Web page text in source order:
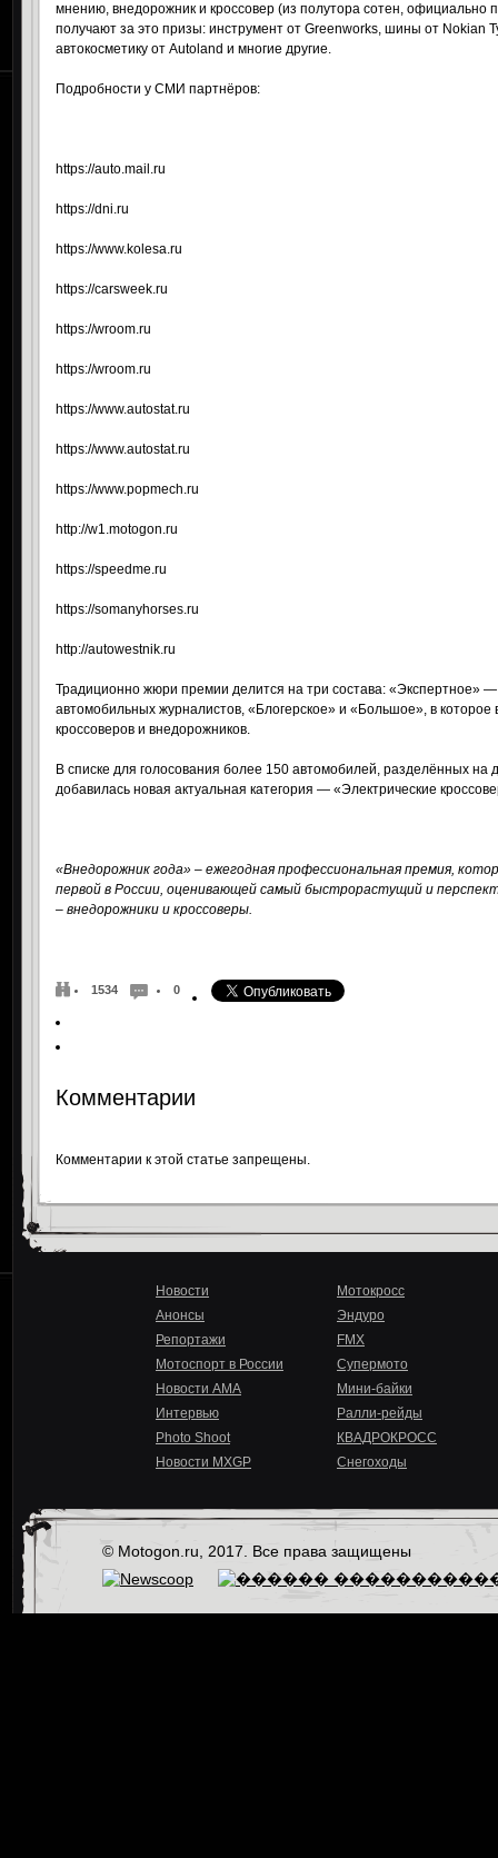
мнению, внедорожник и кроссовер (из полутора сотен, официально
получают за это призы: инструмент от Greenworks, шины от Nokian
автокосметику от Autoland и многие другие.
Подробности у СМИ партнёров:
https://auto.mail.ru
https://dni.ru
https://www.kolesa.ru
https://carsweek.ru
https://wroom.ru
https://wroom.ru
https://www.autostat.ru
https://www.autostat.ru
https://www.popmech.ru
http://w1.motogon.ru
https://speedme.ru
https://somanyhorses.ru
http://autowestnik.ru
Традиционно жюри премии делится на три состава: «Экспертное»
автомобильных журналистов, «Блогерское» и «Большое», в которое
кроссоверов и внедорожников.
В списке для голосования более 150 автомобилей, разделённых на
добавилась новая актуальная категория — «Электрические
«Внедорожник года» – ежегодная профессиональная премия,
первой в России, оценивающей самый быстрорастущий и
– внедорожники и кроссоверы.
1534 0
Комментарии
Комментарии к этой статье запрещены.
Новости
Анонсы
Репортажи
Мотоспорт в России
Новости AMA
Интервью
Photo Shoot
Новости MXGP
Мотокросс
Эндуро
FMX
Супермото
Мини-байки
Ралли-рейды
КВАДРОКРОСС
Снегоходы
© Motogon.ru, 2017. Все права защищены